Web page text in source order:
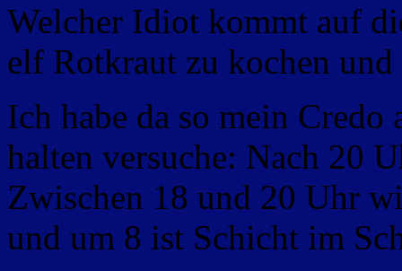
Welcher Idiot kommt auf
elf Rotkraut zu kochen und
Ich habe da so mein
halten versuche: Nach 20
Zwischen 18 und 20 Uhr
und um 8 ist Schicht im